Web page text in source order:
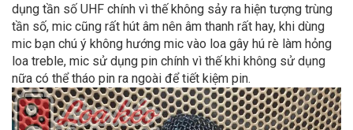
dụng tần số UHF chính vì thế không sảy ra hiện tượng trùng
tần số, mic cũng rất hút âm nên âm thanh rất hay, khi dùng
mic bạn chú ý không hướng mic vào loa gây hú rè làm hỏng
loa treble, mic sử dụng pin chính vì thế khi không sử dụng
nữa có thể tháo pin ra ngoài để tiết kiệm pin.